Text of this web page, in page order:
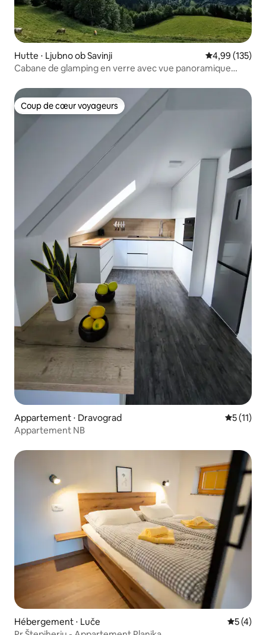
Hutte ⋅ Ljubno ob Savinji Évaluation
4,99 (135)
Cabane de glamping en verre avec vue panoramique
Coup de cœur voyageurs
Coup de cœur voyageurs
Appartement ⋅ Dravograd
5 (11)
Appartement NB
Hébergement ⋅ Luče
5 (4)